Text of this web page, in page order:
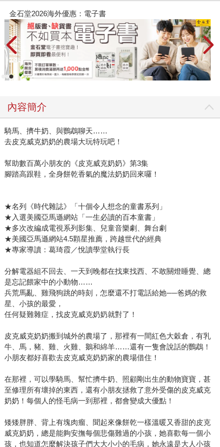
春光ｘ奇幻基地｜全書系展
內容簡介
騎馬、擠牛奶、與鸚鵡聊天……
去皮克威克奶奶的農場大玩特玩吧！
幫助數百萬小朋友的《皮克威克奶奶》第3集
腳踏高跟鞋，全身餅乾香氣的魔法奶奶回來囉！
★名列《時代雜誌》「十個令人想念的童書系列」
★入選美國亞馬遜網站「一生必讀的百本童書」
★多次改編成電視系列影集、兒童音樂劇、舞台劇
★美國亞馬遜網站4.5顆星推薦，跨越世代的經典
★專家導讀：葛琦霞／悅讀學堂執行長
分解電器組不回去、一天到晚都在找東找西、不敢關燈睡覺、總
是忘記餵家中的小動物……
兵荒馬亂、雞飛狗跳的時刻，怎麼還不打電話給她──爸媽的救
星、小孩的最愛，
任何疑難雜症，找皮克威克奶奶就對了！
皮克威克奶奶搬到城外的農場了，那裡有一間紅色大穀倉，有乳
牛、馬，豬、雞、火雞、鵝和綿羊……還有一隻會說話的鸚鵡！
小朋友都好喜歡去皮克威克奶奶家的農場借住！
在那裡，可以學騎馬、幫忙擠牛奶、照顧剛出生的動物寶寶，甚
至修理所有壞掉的東西，還有小朋友拯救了意外受傷的皮克威克
奶奶！每個人的怪毛病一到那裡，都會變成大優點！
矮矮胖胖、背上有塊肉瘤、聞起來像餅乾一樣溫暖又香甜的皮克
威克奶奶，總是能夠安撫每個悲傷難過的小孩，她喜歡每一個小
孩，也知道怎麼解決孩子們大大小小的毛病，她永遠是大人小孩